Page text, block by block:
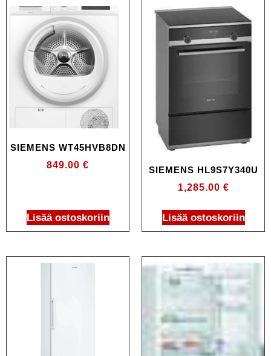
SIEMENS WT45HVB8DN
849.00 €
Lisää ostoskoriin
SIEMENS HL9S7Y340U
1,285.00 €
Lisää ostoskoriin